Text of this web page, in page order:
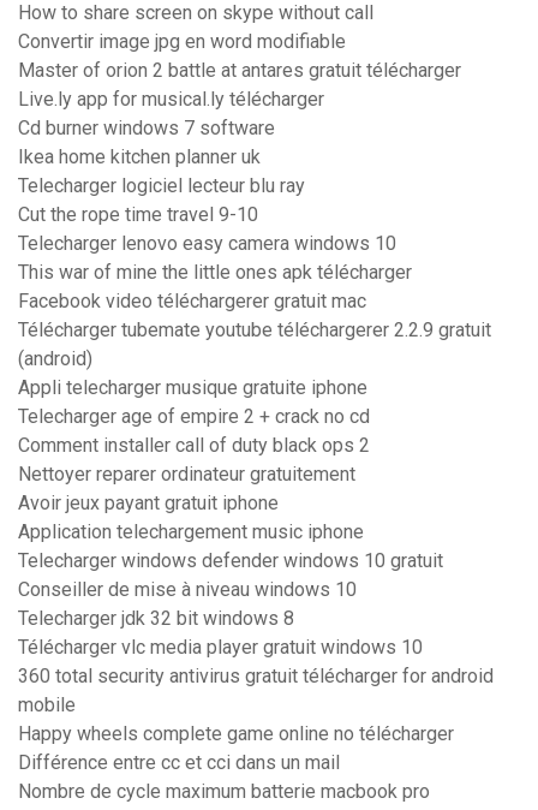
How to share screen on skype without call
Convertir image jpg en word modifiable
Master of orion 2 battle at antares gratuit télécharger
Live.ly app for musical.ly télécharger
Cd burner windows 7 software
Ikea home kitchen planner uk
Telecharger logiciel lecteur blu ray
Cut the rope time travel 9-10
Telecharger lenovo easy camera windows 10
This war of mine the little ones apk télécharger
Facebook video téléchargerer gratuit mac
Télécharger tubemate youtube téléchargerer 2.2.9 gratuit
(android)
Appli telecharger musique gratuite iphone
Telecharger age of empire 2 + crack no cd
Comment installer call of duty black ops 2
Nettoyer reparer ordinateur gratuitement
Avoir jeux payant gratuit iphone
Application telechargement music iphone
Telecharger windows defender windows 10 gratuit
Conseiller de mise à niveau windows 10
Telecharger jdk 32 bit windows 8
Télécharger vlc media player gratuit windows 10
360 total security antivirus gratuit télécharger for android
mobile
Happy wheels complete game online no télécharger
Différence entre cc et cci dans un mail
Nombre de cycle maximum batterie macbook pro